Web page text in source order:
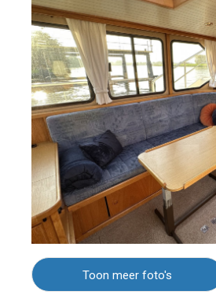
Toon meer foto's